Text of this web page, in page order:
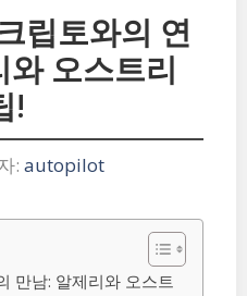
립토와의 연
오스트리
!
: autopilot
만남: 알제리와 오스트